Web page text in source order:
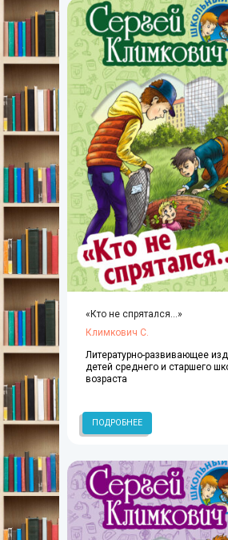
«Кто не спрятался…»
Климкович С.
Литературно-развивающее
детей среднего и старшего
возраста
ПОДРОБНЕЕ